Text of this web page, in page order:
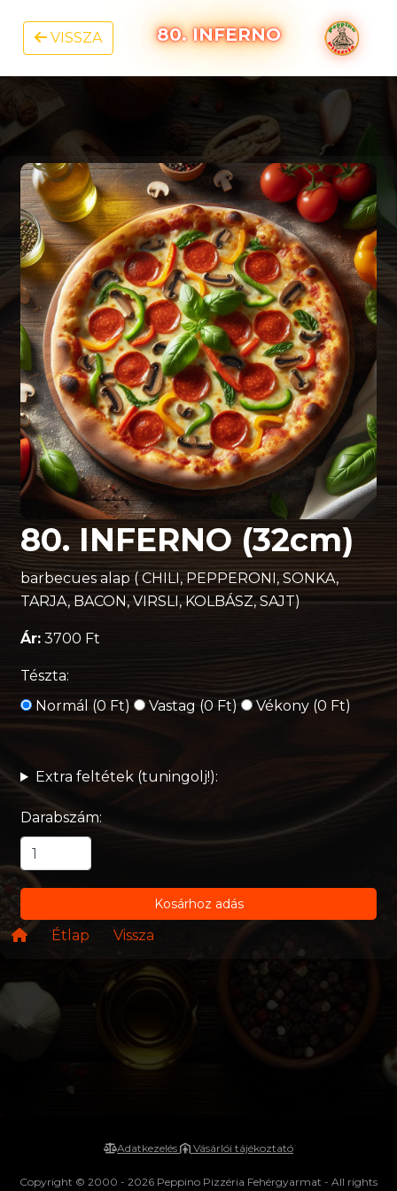
VISSZA 80. INFERNO
80. INFERNO (32cm)
barbecues alap ( CHILI, PEPPERONI, SONKA,
TARJA, BACON, VIRSLI, KOLBÁSZ, SAJT)
Ár: 3700 Ft
Tészta:
Normál (0 Ft)
Vastag (0 Ft) Vékony (0 Ft)
Extra feltétek (tuningolj!):
Darabszám:
Kosárhoz adás
Étlap Vissza
Adatkezelés Vásárlói tájékoztató
Copyright © 2000 - 2026 Peppino Pizzéria Fehérgyarmat - All rights